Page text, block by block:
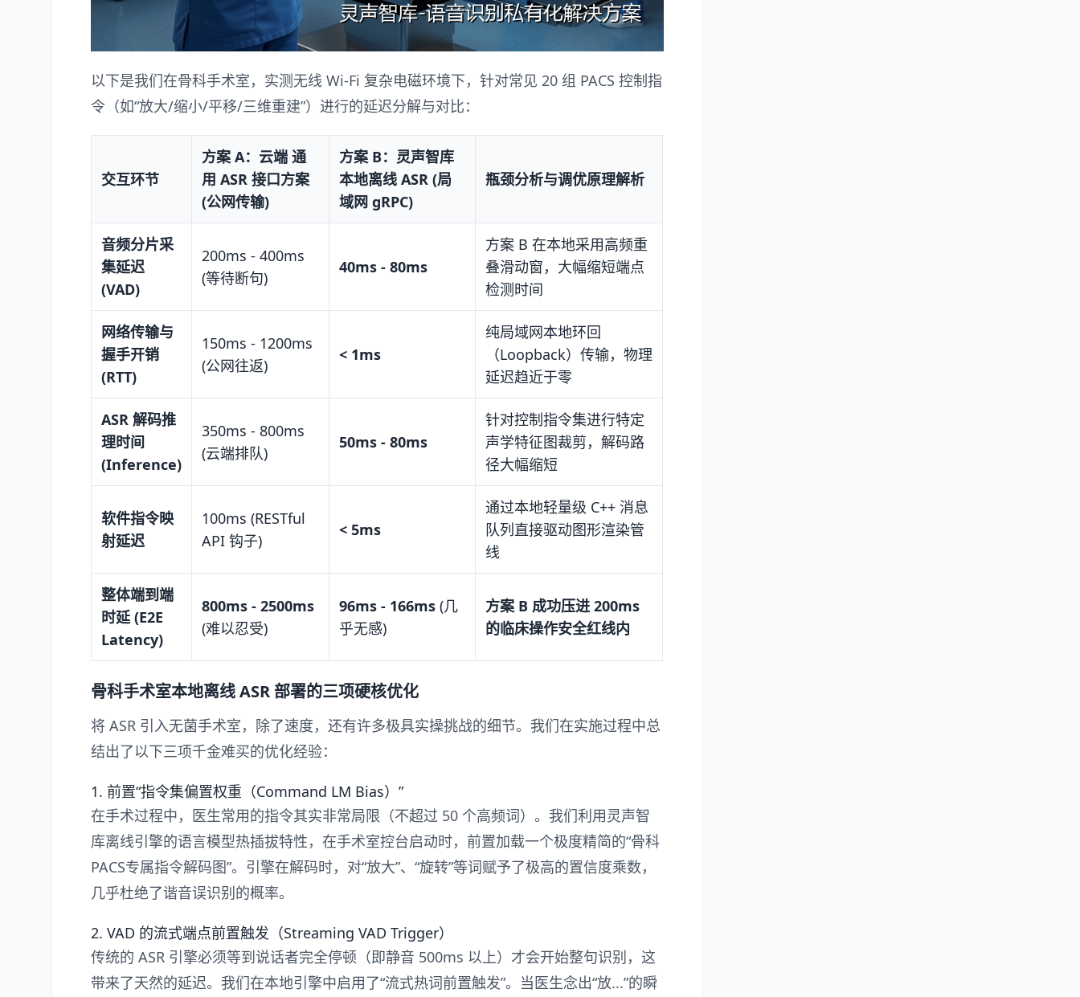
以下是我们在骨科手术室，实测无线 Wi-Fi 复杂电磁环境下，针对常见 20 组 PACS 控制指
令（如“放大/缩小/平移/三维重建”）进行的延迟分解与对比：
交互环节
方案 A：云端 通
用 ASR 接口方案
(公网传输)
方案 B：灵声智库
本地离线 ASR (局
域网 gRPC)
瓶颈分析与调优原理解析
音频分片采
集延迟
(VAD)
200ms - 400ms
(等待断句)
40ms - 80ms
方案 B 在本地采用高频重
叠滑动窗，大幅缩短端点
检测时间
网络传输与
握手开销
(RTT)
150ms - 1200ms
(公网往返)
< 1ms
纯局域网本地环回
（Loopback）传输，物理
延迟趋近于零
ASR 解码推
理时间
(Inference)
350ms - 800ms
(云端排队)
50ms - 80ms
针对控制指令集进行特定
声学特征图裁剪，解码路
径大幅缩短
软件指令映
射延迟
100ms (RESTful
API 钩子)
< 5ms
通过本地轻量级 C++ 消息
队列直接驱动图形渲染管
线
整体端到端
时延 (E2E
Latency)
800ms - 2500ms
(难以忍受)
96ms - 166ms (几
乎无感)
方案 B 成功压进 200ms
的临床操作安全红线内
骨科手术室本地离线 ASR 部署的三项硬核优化
将 ASR 引入无菌手术室，除了速度，还有许多极具实操挑战的细节。我们在实施过程中总
结出了以下三项千金难买的优化经验：
1. 前置“指令集偏置权重（Command LM Bias）”
在手术过程中，医生常用的指令其实非常局限（不超过 50 个高频词）。我们利用灵声智
库离线引擎的语言模型热插拔特性，在手术室控台启动时，前置加载一个极度精简的“骨科
PACS专属指令解码图”。引擎在解码时，对“放大”、“旋转”等词赋予了极高的置信度乘数，
几乎杜绝了谐音误识别的概率。
2. VAD 的流式端点前置触发（Streaming VAD Trigger）
传统的 ASR 引擎必须等到说话者完全停顿（即静音 500ms 以上）才会开始整句识别，这
带来了天然的延迟。我们在本地引擎中启用了“流式热词前置触发”。当医生念出“放...”的瞬